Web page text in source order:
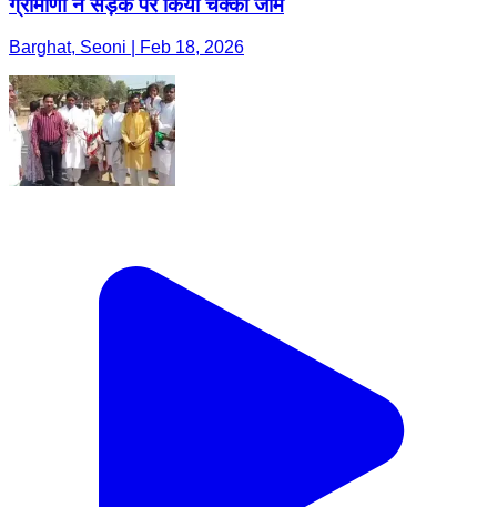
Barghat, Seoni | Feb 18, 2026